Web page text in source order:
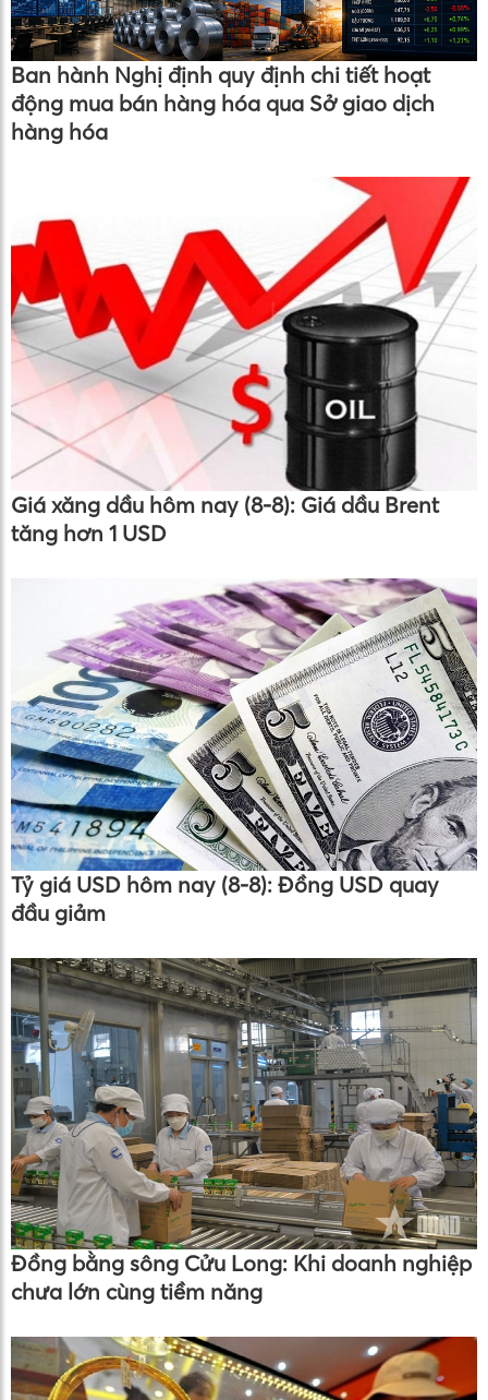
Ban hành Nghị định quy định chi tiết hoạt
động mua bán hàng hóa qua Sở giao dịch
hàng hóa
Giá xăng dầu hôm nay (8-8): Giá dầu Brent
tăng hơn 1 USD
Tỷ giá USD hôm nay (8-8): Đồng USD quay
đầu giảm
Đồng bằng sông Cửu Long: Khi doanh nghiệp
chưa lớn cùng tiềm năng